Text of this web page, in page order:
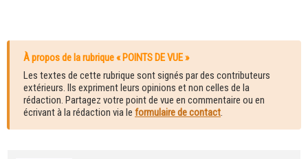
À propos de la rubrique « POINTS DE VUE »
Les textes de cette rubrique sont signés par des contributeurs
extérieurs. Ils expriment leurs opinions et non celles de la
rédaction. Partagez votre point de vue en commentaire ou en
écrivant à la rédaction via le formulaire de contact.